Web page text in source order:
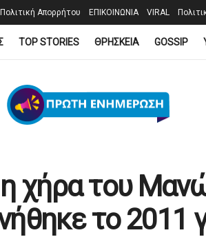
Πολιτική Απορρήτου ΕΠΙΚΟΙΝΩΝΙΑ VIRAL
TOP STORIES ΘΡΗΣΚΕΙΑ GOSSIP
χήρα του
το 2011